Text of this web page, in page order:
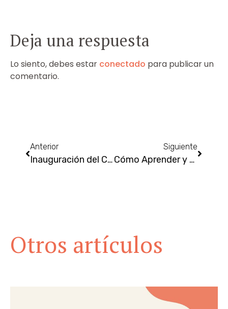
Deja una respuesta
Lo siento, debes estar conectado para publicar un
comentario.
Anterior
Inauguración del Canal Youtube Ampai Gimferrer
Siguiente
Cómo Aprender y Revitalizarse en Equipo
Otros artículos